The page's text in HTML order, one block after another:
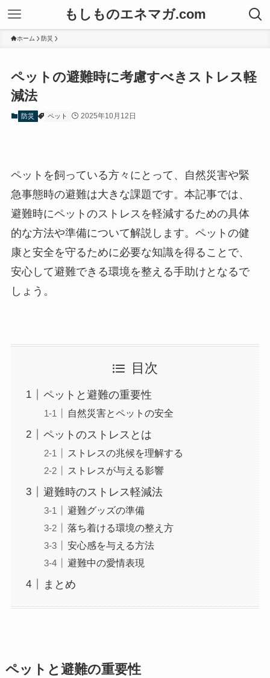
もしものエネマガ.com
ホーム 防災
ペットの避難時に考慮すべきストレス軽
減法
防災 ペット 2025年10月12日
ペットを飼っている方々にとって、自然災害や緊
急事態時の避難は大きな課題です。本記事では、
避難時にペットのストレスを軽減するための具体
的な方法や準備について解説します。ペットの健
康と安全を守るために必要な知識を得ることで、
安心して避難できる環境を整える手助けとなるで
しょう。
目次
ペットと避難の重要性
自然災害とペットの安全
ペットのストレスとは
ストレスの兆候を理解する
ストレスが与える影響
避難時のストレス軽減法
避難グッズの準備
落ち着ける環境の整え方
安心感を与える方法
避難中の愛情表現
まとめ
ペットと避難の重要性